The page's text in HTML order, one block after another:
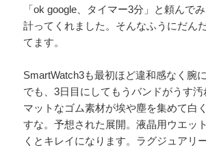
「ok google、タイマー3分」と頼んで
計ってくれました。そんなふうにだん
てます。
SmartWatch3も最初ほど違和感なく腕
でも、3日目にしてもうバンドがうす汚
マットなゴム素材が埃や塵を集めて白
すな。予想された展開。液晶用ウエッ
くとキレイになります。ラグジュアリ